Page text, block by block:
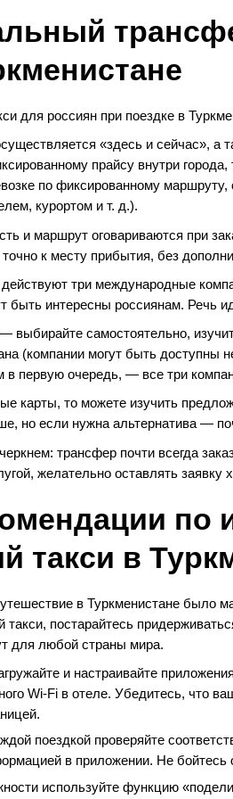
для россиян при поездке в
«здесь и сейчас», а
прайсу внутри
по фиксированному
курортом и т. д.).
и маршрут оговариваются при
к месту прибытия, без
три международные
быть интересны россиянам. Речь
выбирайте самостоятельно,
(компании могут быть доступны
в первую очередь, — все три
карты, то можете изучить
но если нужна альтернатива —
трансфер почти всегда
желательно оставлять заявку
по
такси в
в Туркменистане было
такси, постарайтесь
для любой страны мира.
и настраивайте
Wi-Fi в отеле. Убедитесь, что
поездкой проверяйте
в приложении. Не бойтесь
используйте функцию